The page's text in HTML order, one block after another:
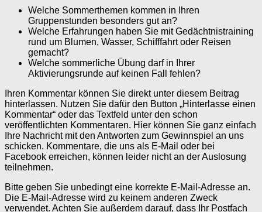
Welche Sommerthemen kommen in Ihren
Gruppenstunden besonders gut an?
Welche Erfahrungen haben Sie mit Gedächtnistraining
rund um Blumen, Wasser, Schifffahrt oder Reisen
gemacht?
Welche sommerliche Übung darf in Ihrer
Aktivierungsrunde auf keinen Fall fehlen?
Ihren Kommentar können Sie direkt unter diesem Beitrag
hinterlassen. Nutzen Sie dafür den Button „Hinterlasse einen
Kommentar“ oder das Textfeld unter den schon
veröffentlichten Kommentaren. Hier können Sie ganz einfach
Ihre Nachricht mit den Antworten zum Gewinnspiel an uns
schicken. Kommentare, die uns als E-Mail oder bei
Facebook erreichen, können leider nicht an der Auslosung
teilnehmen.
Bitte geben Sie unbedingt eine korrekte E-Mail-Adresse an.
Die E-Mail-Adresse wird zu keinem anderen Zweck
verwendet. Achten Sie außerdem darauf, dass Ihr Postfach